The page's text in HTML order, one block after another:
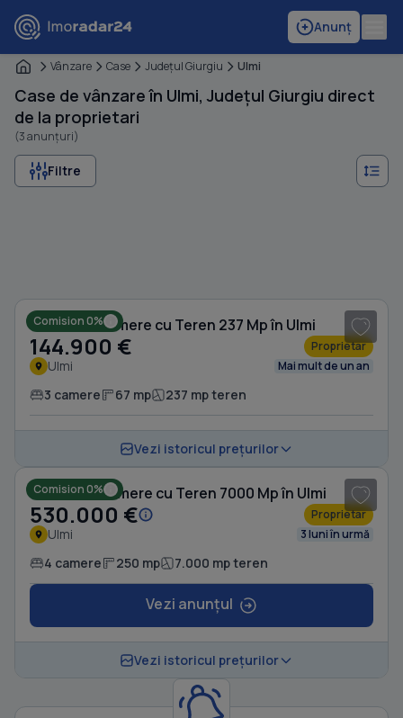
Anunț
Vânzare Case Judeţul Giurgiu Ulmi
Case de vânzare în Ulmi, Județul Giurgiu direct
de la proprietari
(3 anunțuri)
Filtre
Comision 0%
Casă cu 3 camere cu Teren 237 Mp în Ulmi
144.900 € Proprietar
Ulmi Mai mult de un an
3 camere 67 mp 237 mp teren
Vezi istoricul prețurilor
Comision 0%
Casă cu 4 camere cu Teren 7000 Mp în Ulmi
530.000 € Proprietar
Ulmi 3 luni în urmă
4 camere 250 mp 7.000 mp teren
Vezi anunțul
Vezi istoricul prețurilor